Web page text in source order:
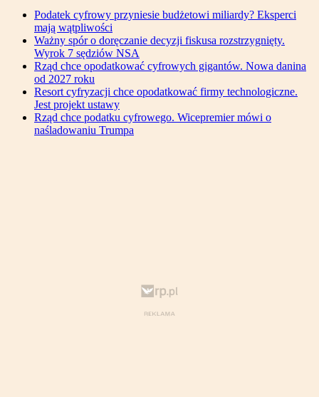
Podatek cyfrowy przyniesie budżetowi miliardy? Eksperci
mają wątpliwości
Ważny spór o doręczanie decyzji fiskusa rozstrzygnięty.
Wyrok 7 sędziów NSA
Rząd chce opodatkować cyfrowych gigantów. Nowa danina
od 2027 roku
Resort cyfryzacji chce opodatkować firmy technologiczne.
Jest projekt ustawy
Rząd chce podatku cyfrowego. Wicepremier mówi o
naśladowaniu Trumpa